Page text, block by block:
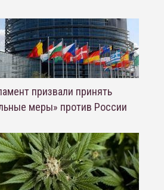
призвали принять
меры» против России